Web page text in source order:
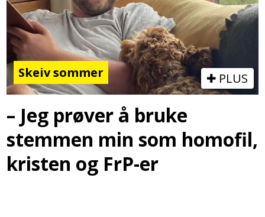
Skeiv sommer PLUS
– Jeg prøver å bruke
stemmen min som homofil,
kristen og FrP-er